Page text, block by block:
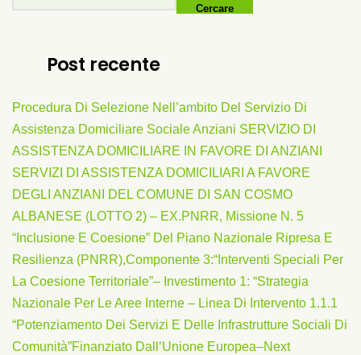
Cercare
Post recente
Procedura Di Selezione Nell’ambito Del Servizio Di
Assistenza Domiciliare Sociale Anziani SERVIZIO DI
ASSISTENZA DOMICILIARE IN FAVORE DI ANZIANI
SERVIZI DI ASSISTENZA DOMICILIARI A FAVORE
DEGLI ANZIANI DEL COMUNE DI SAN COSMO
ALBANESE (LOTTO 2) – EX.PNRR, Missione N. 5
“Inclusione E Coesione” Del Piano Nazionale Ripresa E
Resilienza (PNRR),Componente 3:“Interventi Speciali Per
La Coesione Territoriale”– Investimento 1: “Strategia
Nazionale Per Le Aree Interne – Linea Di Intervento 1.1.1
“Potenziamento Dei Servizi E Delle Infrastrutture Sociali Di
Comunità”finanziato Dall’Unione Europea–Next